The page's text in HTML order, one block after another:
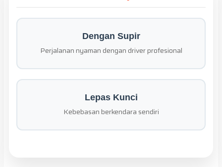
Dengan Supir
Perjalanan nyaman dengan driver profesional
Lepas Kunci
Kebebasan berkendara sendiri